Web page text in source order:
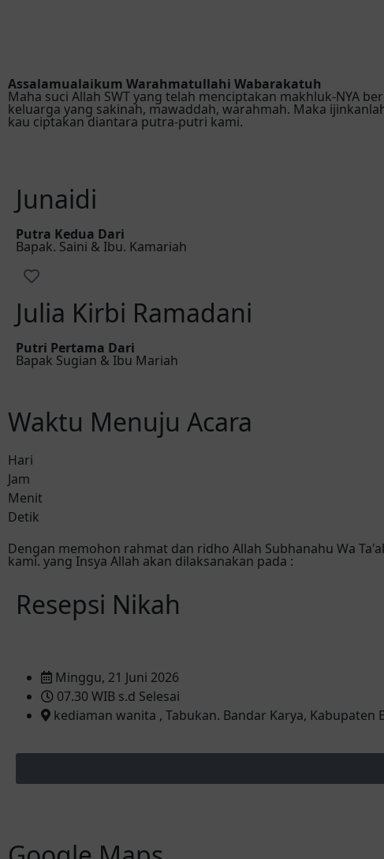
Assalamualaikum Warahmatullahi Wabarakatuh
Maha suci Allah SWT yang telah menciptakan makhluk-NYA
keluarga yang sakinah, mawaddah, warahmah. Maka
kau ciptakan diantara putra-putri kami.
Junaidi
Putra Kedua Dari
Bapak. Saini & Ibu. Kamariah
Julia Kirbi Ramadani
Putri Pertama Dari
Bapak Sugian & Ibu Mariah
Waktu Menuju Acara
Hari
Jam
Menit
Detik
Dengan memohon rahmat dan ridho Allah Subhanahu Wa
kami. yang Insya Allah akan dilaksanakan pada :
Resepsi Nikah
Minggu, 21 Juni 2026
07.30 WIB s.d Selesai
kediaman wanita , Tabukan. Bandar Karya, Kabupaten